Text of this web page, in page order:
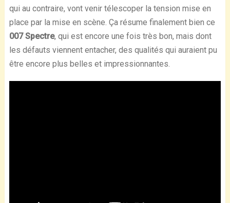
qui au contraire, vont venir télescoper la tension mise en
place par la mise en scène. Ça résume finalement bien ce
007 Spectre, qui est encore une fois très bon, mais dont
les défauts viennent entacher, des qualités qui auraient pu
être encore plus belles et impressionnantes.